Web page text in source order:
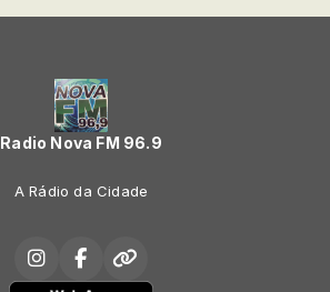
Radio Nova FM 96.9
A Rádio da Cidade